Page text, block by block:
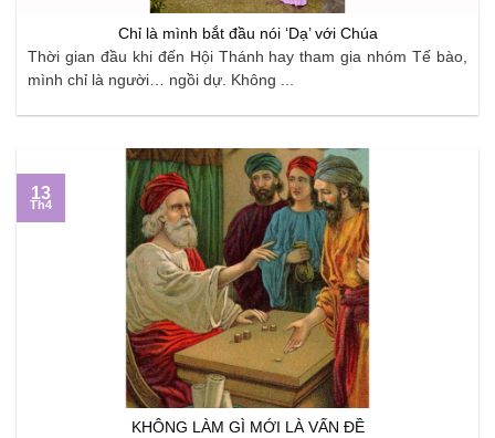
Chỉ là mình bắt đầu nói ‘Dạ’ với Chúa
Thời gian đầu khi đến Hội Thánh hay tham gia nhóm Tế bào,
mình chỉ là người… ngồi dự. Không ...
KHÔNG LÀM GÌ MỚI LÀ VẤN ĐỀ
13
Th4